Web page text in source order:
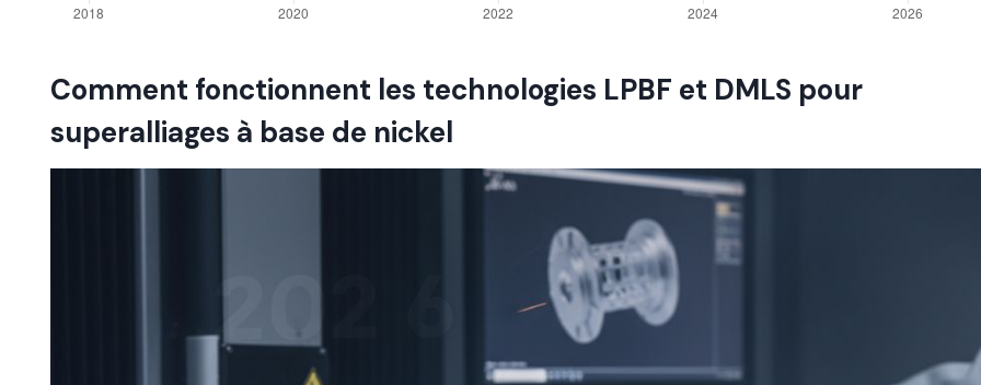
Comment fonctionnent les technologies LPBF et DMLS pour
superalliages à base de nickel